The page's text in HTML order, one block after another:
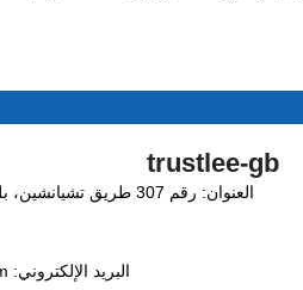
trustlee-gb
العنوان: رقم 307 طريق
البريد الإلكتروني: trustlee-gb@trustlee-gb.com